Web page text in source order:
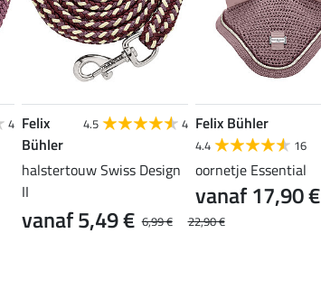
4 Felix
Bühler
4.5 4
halstertouw Swiss Design
II
6,99 €
vanaf 5,49 €
Felix Bühler
4.4 16
oornetje Essential
22,90 €
vanaf 17,90 €